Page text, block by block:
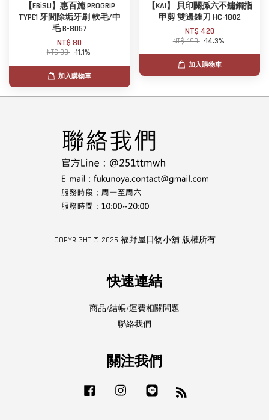
【EBiSU】惠百施 PROGRIP
TYPE1 牙間除垢牙刷 軟毛/中
毛 B-8057
NT$ 80
NT$ 90 -11.1%
加入購物車
【KAI】 貝印關孫六不鏽鋼指
甲剪 雙邊銼刀 HC-1802
NT$ 420
NT$ 490 -14.3%
加入購物車
COPYRIGHT © 2026 福野屋日物小舖 版權所有
快速連結
商品/結帳/運費相關問題
聯絡我們
關注我們
Facebook Instagram